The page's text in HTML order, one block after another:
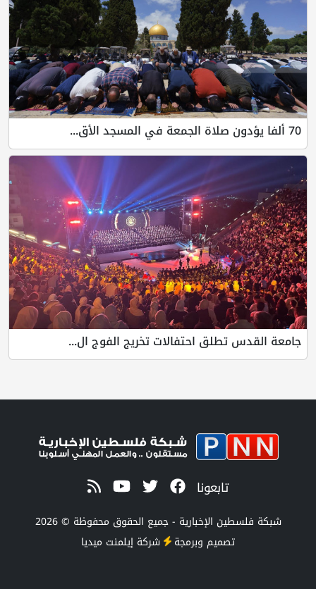
70 ألفا يؤدون صلاة الجمعة في المسجد الأق...
جامعة القدس تطلق احتفالات تخريج الفوج ال...
تابعونا
شبكة فلسطين الإخبارية - جميع الحقوق محفوظة © 2026
تصميم وبرمجة شركة إيلمنت ميديا